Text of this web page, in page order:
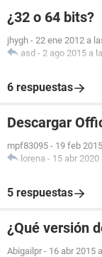
¿32 o 64 bits?
jhygh - 22 ene 2012 a
asd - 2 ago 2015 a
6 respuestas
Descargar
mpf83095 - 19 feb
lorena - 15 abr
5 respuestas
¿Qué versión
Abigailpr - 16 abr 2015